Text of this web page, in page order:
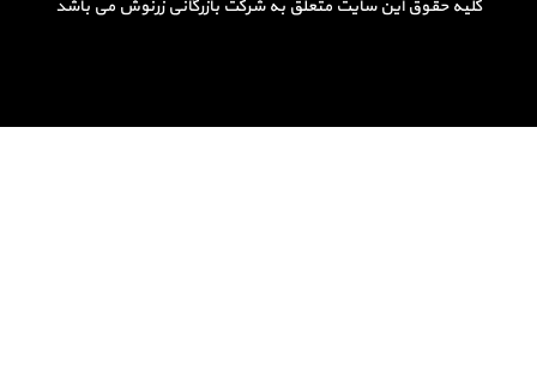
کلیه حقوق این سایت متعلق به شرکت بازرگانی زرنوش می باشد